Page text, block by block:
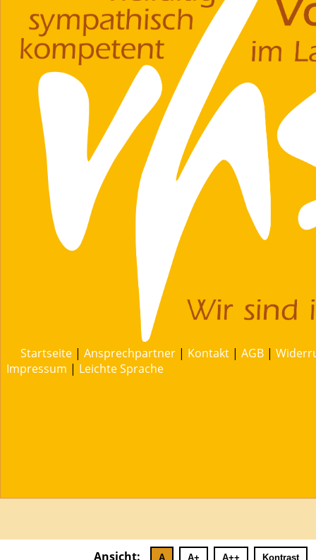
Startseite | Ansprechpartner | Kontakt | AGB |
Impressum | Leichte Sprache
Ansicht: A A+ A++ Kontrast